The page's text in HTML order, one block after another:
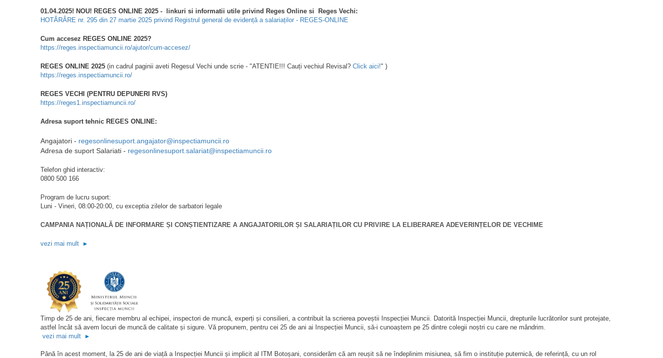
01.04.2025! NOU! REGES ONLINE 2025 - linkuri si informatii utile privind Reges Online si Reges Vechi:
HOTĂRÂRE nr. 295 din 27 martie 2025 privind Registrul general de evidență a salariaților - REGES-ONLINE
Cum accesez REGES ONLINE 2025?
https://reges.inspectiamuncii.ro/ajutor/cum-accesez/
REGES ONLINE 2025 (in cadrul paginii aveti Regesul Vechi unde scrie - "ATENTIE!!! Cauți vechiul Revisal? Click aici!" )
https://reges.inspectiamuncii.ro/
REGES VECHI (PENTRU DEPUNERI RVS)
https://reges1.inspectiamuncii.ro/
Adresa suport tehnic REGES ONLINE:
Angajatori - regesonlinesuport.angajator@inspectiamuncii.ro
Adresa de suport Salariati - regesonlinesuport.salariat@inspectiamuncii.ro
Telefon ghid interactiv:
0800 500 166
Program de lucru suport:
Luni - Vineri, 08:00-20:00, cu exceptia zilelor de sarbatori legale
CAMPANIA NAȚIONALĂ DE INFORMARE ȘI CONȘTIENTIZARE A ANGAJATORILOR ȘI SALARIAȚILOR CU PRIVIRE LA ELIBERAREA ADEVERINȚELOR DE VECHIME
vezi mai mult ►
Timp de 25 de ani, fiecare membru al echipei, inspectori de muncă, experți și consilieri, a contribuit la scrierea poveștii Inspecției Muncii. Datorită Inspecției Muncii, drepturile lucrătorilor sunt protejate,
astfel încât să avem locuri de muncă de calitate și sigure. Vă propunem, pentru cei 25 de ani ai Inspecției Muncii, să-i cunoaștem pe 25 dintre colegii noștri cu care ne mândrim.
vezi mai mult
►
Până în acest moment, la 25 de ani de viață a Inspecției Muncii și implicit al ITM Botoșani, considerăm că am reușit să ne îndeplinim misiunea, să fim o instituție puternică, de referință, cu un rol